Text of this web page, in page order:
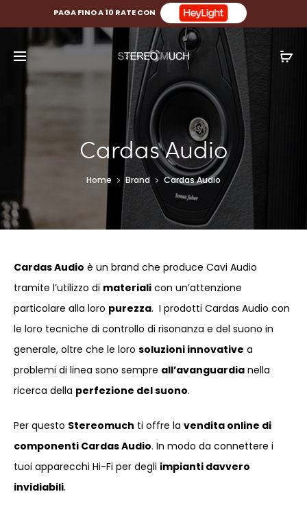
PAGA FINO A 10 RATE CON
Cardas Audio
Home Brand Cardas Audio
Cardas Audio è un brand che produce Cavi Audio
tramite l’utilizzo di materiali con un’attenzione
particolare alla loro purezza. I prodotti Cardas Audio con
le loro tecniche di controllo di risonanza e del suono in
generale, oltre che le loro soluzioni innovative a
problemi di linea sono sempre all’avanguardia nella
ricerca della perfezione del suono.
Per questo Stereomuch ti offre la vendita online di
componenti Cardas Audio. In modo da connettere i
tuoi apparecchi Hi-Fi per degli impianti davvero
invidiabili.